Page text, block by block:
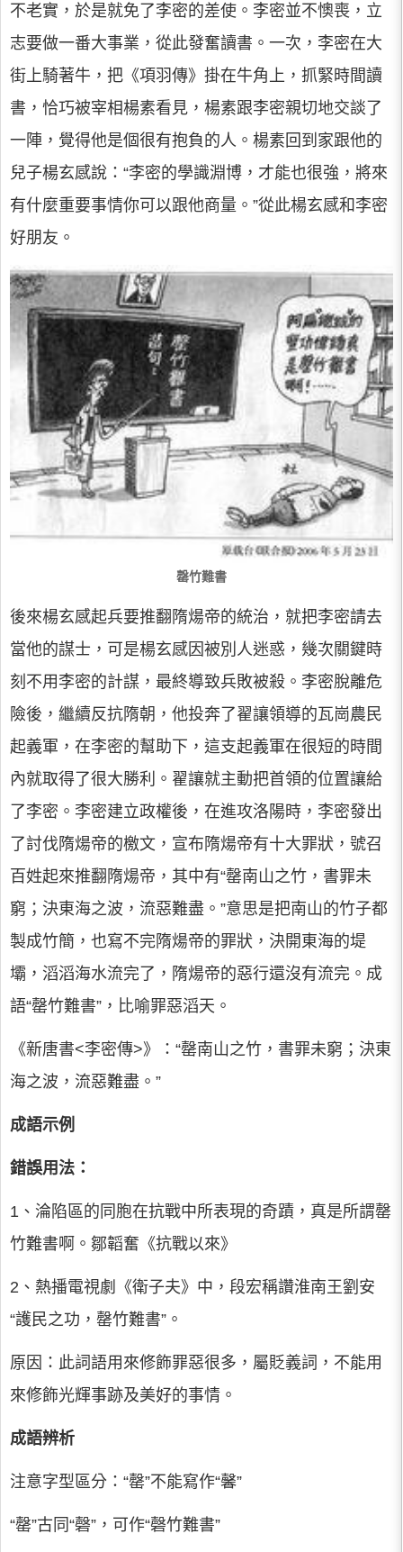
不老實，於是就免了李密的差使。李密並不懊喪，立
志要做一番大事業，從此發奮讀書。一次，李密在大
街上騎著牛，把《項羽傳》掛在牛角上，抓緊時間讀
書，恰巧被宰相楊素看見，楊素跟李密親切地交談了
一陣，覺得他是個很有抱負的人。楊素回到家跟他的
兒子楊玄感說：“李密的學識淵博，才能也很強，將來
有什麼重要事情你可以跟他商量。”從此楊玄感和李密
好朋友。
罄竹難書
後來楊玄感起兵要推翻隋煬帝的統治，就把李密請去
當他的謀士，可是楊玄感因被別人迷惑，幾次關鍵時
刻不用李密的計謀，最終導致兵敗被殺。李密脫離危
險後，繼續反抗隋朝，他投奔了翟讓領導的瓦崗農民
起義軍，在李密的幫助下，這支起義軍在很短的時間
內就取得了很大勝利。翟讓就主動把首領的位置讓給
了李密。李密建立政權後，在進攻洛陽時，李密發出
了討伐隋煬帝的檄文，宣布隋煬帝有十大罪狀，號召
百姓起來推翻隋煬帝，其中有“罄南山之竹，書罪未
窮；決東海之波，流惡難盡。”意思是把南山的竹子都
製成竹簡，也寫不完隋煬帝的罪狀，決開東海的堤
壩，滔滔海水流完了，隋煬帝的惡行還沒有流完。成
語“罄竹難書”，比喻罪惡滔天。
《新唐書<李密傳>》：“罄南山之竹，書罪未窮；決東
海之波，流惡難盡。”
成語示例
錯誤用法：
1、淪陷區的同胞在抗戰中所表現的奇蹟，真是所謂罄
竹難書啊。鄒韜奮《抗戰以來》
2、熱播電視劇《衛子夫》中，段宏稱讚淮南王劉安
“護民之功，罄竹難書”。
原因：此詞語用來修飾罪惡很多，屬貶義詞，不能用
來修飾光輝事跡及美好的事情。
成語辨析
注意字型區分：“罄”不能寫作“馨”
“罄”古同“磬”，可作“磬竹難書”